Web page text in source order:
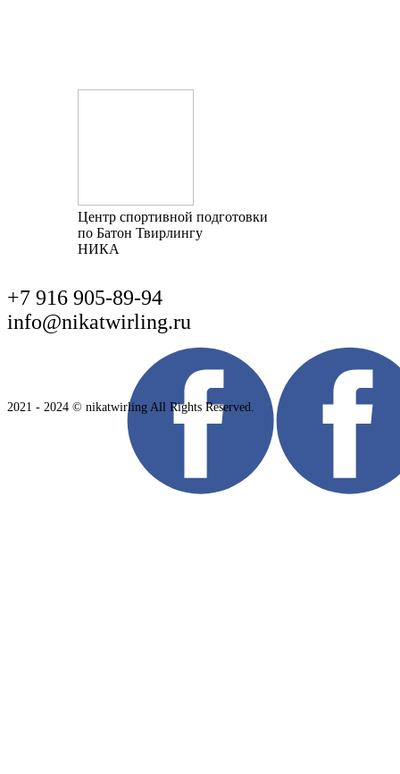
Центр спортивной подготовки
по Батон Твирлингу
НИКА
+7 916 905-89-94
info@nikatwirling.ru
2021 - 2024 © nikatwirling All Rights Reserved.​